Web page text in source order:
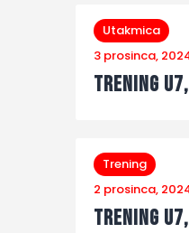
Shop
Kontakt
Utakmica
3 prosinca, 2024
Trening
Trening
2 prosinca, 2024
Trening